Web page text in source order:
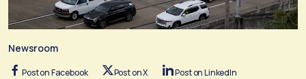
Newsroom
Post on Facebook Post on X Post on LinkedIn